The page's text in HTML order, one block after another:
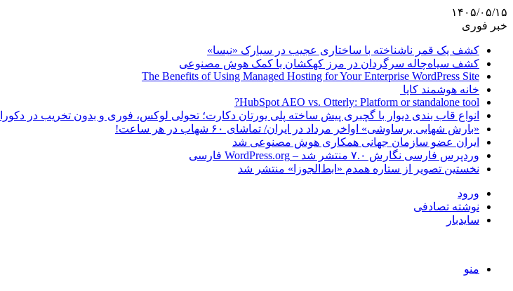
۱۴۰۵/۰۵/۱۵
خبر فوری
کشف یک قمر ناشناخته با ساختاری عجیب در سیارک «نیسا»
کشف سیاه‌چاله سرگردان در مرز کهکشان با کمک هوش مصنوعی
The Benefits of Using Managed Hosting for Your Enterprise WordPress Site
خانه هوشمند کایا
HubSpot AEO vs. Otterly: Platform or standalone tool?
انواع قاب بندی دیوار با گچبری پیش ساخته پلی یورتان دکارت؛ تحولی لوکس، فوری و بدون تخریب در
«بارش شهابی برساوشی» اواخر مرداد در ایران/ تماشای ۶۰ شهاب در هر ساعت!
ایران عضو سازمان جهانی همکاری هوش مصنوعی شد
وردپرس فارسی نگارش ۷.۰ منتشر شد – WordPress.org فارسی
نخستین تصویر از ستاره همدم «ابط‌الجوزا» منتشر شد
ورود
نوشته تصادفی
سایدبار
منو